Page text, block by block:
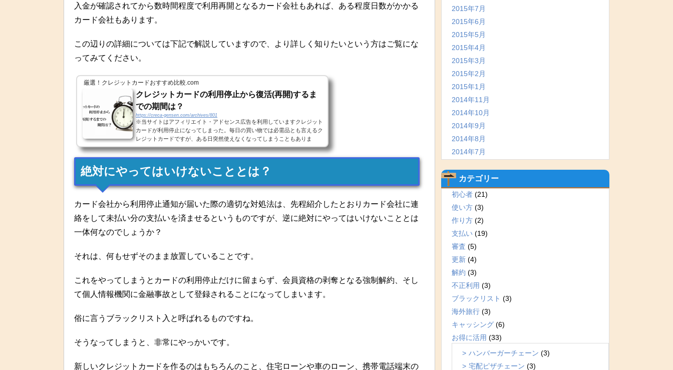
入金が確認されてから数時間程度で利用再開となるカード会社もあれば、ある程度日数がかかる
カード会社もあります。
この辺りの詳細については下記で解説していますので、より詳しく知りたいという方はご覧にな
ってみてください。
厳選！クレジットカードおすすめ比較.com
クレジットカードの利用停止から復活(再開)するま
での期間は？
https://creca-gensen.com/archives/801
※当サイトはアフィリエイト・アドセンス広告を利用していますクレジット
カードが利用停止になってしまった。毎日の買い物では必需品とも言えるク
レジットカードですが、ある日突然使えなくなってしまうこともありま
す。...
絶対にやってはいけないこととは？
カード会社から利用停止通知が届いた際の適切な対処法は、先程紹介したとおりカード会社に連
絡をして未払い分の支払いを済ませるというものですが、逆に絶対にやってはいけないこととは
一体何なのでしょうか？
それは、何もせずそのまま放置していることです。
これをやってしまうとカードの利用停止だけに留まらず、会員資格の剥奪となる強制解約、そし
て個人情報機関に金融事故として登録されることになってしまいます。
俗に言うブラックリスト入と呼ばれるものですね。
そうなってしまうと、非常にやっかいです。
新しいクレジットカードを作るのはもちろんのこと、住宅ローンや車のローン、携帯電話端末の
2015年7月
2015年6月
2015年5月
2015年4月
2015年3月
2015年2月
2015年1月
2014年11月
2014年10月
2014年9月
2014年8月
2014年7月
カテゴリー
初心者 (21)
使い方 (3)
作り方 (2)
支払い (19)
審査 (5)
更新 (4)
解約 (3)
不正利用 (3)
ブラックリスト (3)
海外旅行 (3)
キャッシング (6)
お得に活用 (33)
ハンバーガーチェーン (3)
宅配ピザチェーン (3)